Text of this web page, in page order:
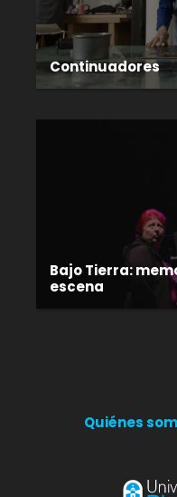
Continuadores
Bajo Tierra:
escena
Quiénes